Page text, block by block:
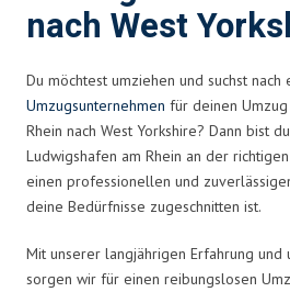
nach West
Du möchtest umziehen und suchst nach
Umzugsunternehmen für deinen
Rhein nach West Yorkshire? Dann bist
Ludwigshafen am Rhein an der
einen professionellen und
deine Bedürfnisse zugeschnitten ist.
Mit unserer langjährigen Erfahrung und
sorgen wir für einen reibungslosen